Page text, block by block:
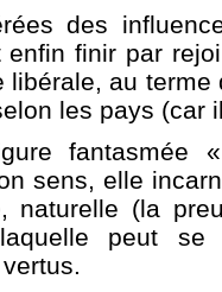
des
enfin finir par
libérale, au terme
les pays (car
fantasmée
sens, elle
naturelle (la
peut